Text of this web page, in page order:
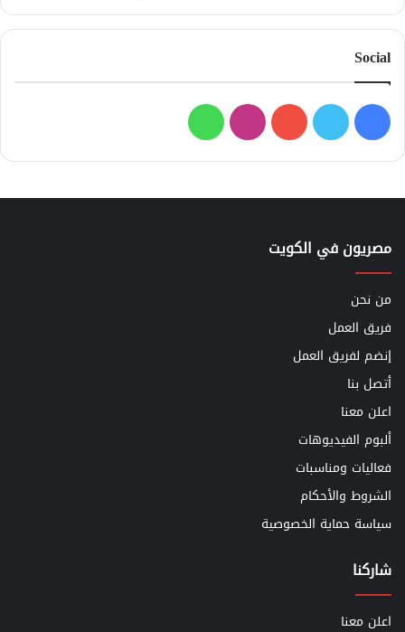
Social
فيسبوك
تويتر يوتيوبانستقرامواتساب
مصريون في الكويت
من نحن
فريق العمل
إنضم لفريق العمل
أتصل بنا
اعلن معنا
ألبوم الفيديوهات
فعاليات ومناسبات
الشروط والأحكام
سياسة حماية الخصوصية
شاركنا
اعلن معنا